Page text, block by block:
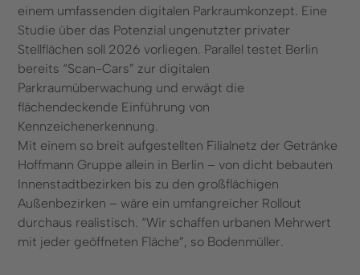
einem umfassenden digitalen Parkraumkonzept. Eine
Studie über das Potenzial ungenutzter privater
Stellflächen soll 2026 vorliegen. Parallel testet Berlin
bereits “Scan-Cars” zur digitalen
Parkraumüberwachung und erwägt die
flächendeckende Einführung von
Kennzeichenerkennung.
Mit einem so breit aufgestellten Filialnetz der Getränke
Hoffmann Gruppe allein in Berlin – von dicht bebauten
Innenstadtbezirken bis zu den großflächigen
Außenbezirken – wäre ein umfangreicher Rollout
durchaus realistisch. “Wir schaffen urbanen Mehrwert
mit jeder geöffneten Fläche”, so Bodenmüller.